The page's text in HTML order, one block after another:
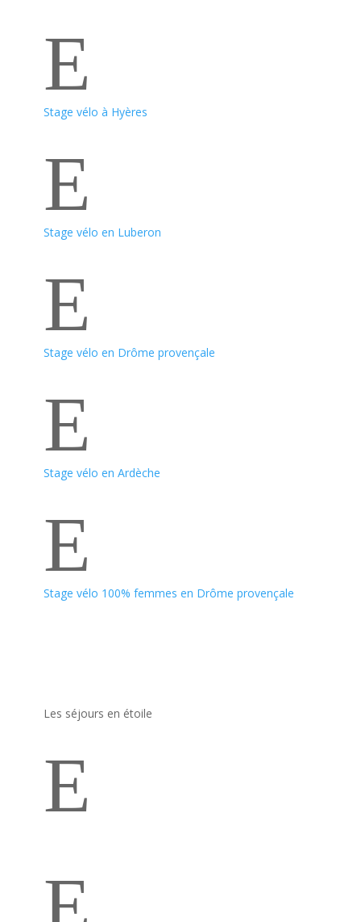
E
Stage vélo à Hyères
E
Stage vélo en Luberon
E
Stage vélo en Drôme provençale
E
Stage vélo en Ardèche
E
Stage vélo 100% femmes en Drôme provençale
Les séjours en étoile
E